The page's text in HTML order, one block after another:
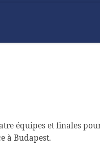
équipes et finales
à Budapest.